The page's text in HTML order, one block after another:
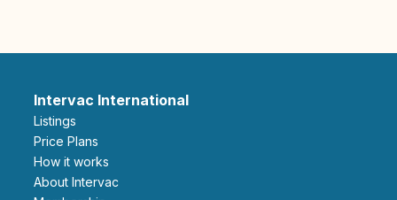
Intervac International
Listings
Price Plans
How it works
About Intervac